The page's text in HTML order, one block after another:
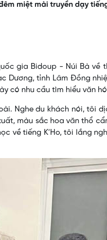
miệt mài truyền dạy
gia Bidoup - Núi Bà về
Dương, tỉnh Lâm Đồng
có nhu cầu tìm hiểu văn
Nghe du khách nói, tôi
màu sắc hoa văn thổ
về tiếng K’Ho, tôi lắng